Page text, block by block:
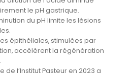
le pH gastrique.
du pH limite les lésions
épithéliales, stimulées par
accélèrent la régénération
de l’Institut Pasteur en 2023 a